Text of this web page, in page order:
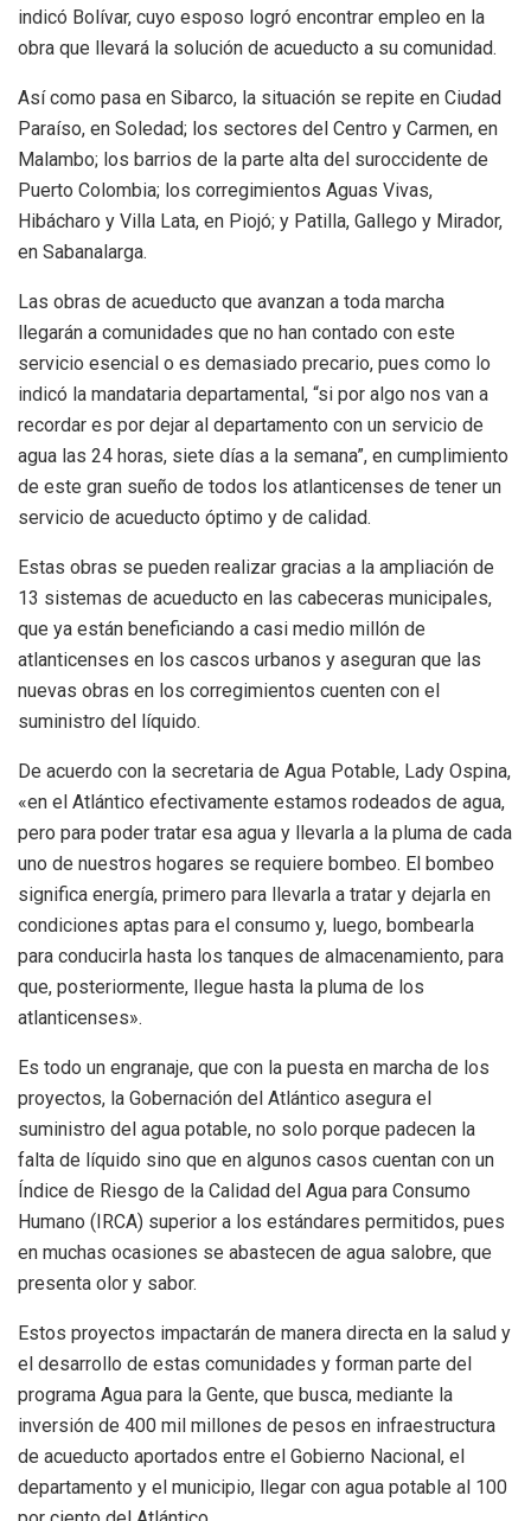
indicó Bolívar, cuyo esposo logró encontrar empleo en la
obra que llevará la solución de acueducto a su comunidad.
Así como pasa en Sibarco, la situación se repite en Ciudad
Paraíso, en Soledad; los sectores del Centro y Carmen, en
Malambo; los barrios de la parte alta del suroccidente de
Puerto Colombia; los corregimientos Aguas Vivas,
Hibácharo y Villa Lata, en Piojó; y Patilla, Gallego y Mirador,
en Sabanalarga.
Las obras de acueducto que avanzan a toda marcha
llegarán a comunidades que no han contado con este
servicio esencial o es demasiado precario, pues como lo
indicó la mandataria departamental, “si por algo nos van a
recordar es por dejar al departamento con un servicio de
agua las 24 horas, siete días a la semana”, en cumplimiento
de este gran sueño de todos los atlanticenses de tener un
servicio de acueducto óptimo y de calidad.
Estas obras se pueden realizar gracias a la ampliación de
13 sistemas de acueducto en las cabeceras municipales,
que ya están beneficiando a casi medio millón de
atlanticenses en los cascos urbanos y aseguran que las
nuevas obras en los corregimientos cuenten con el
suministro del líquido.
De acuerdo con la secretaria de Agua Potable, Lady Ospina,
«en el Atlántico efectivamente estamos rodeados de agua,
pero para poder tratar esa agua y llevarla a la pluma de cada
uno de nuestros hogares se requiere bombeo. El bombeo
significa energía, primero para llevarla a tratar y dejarla en
condiciones aptas para el consumo y, luego, bombearla
para conducirla hasta los tanques de almacenamiento, para
que, posteriormente, llegue hasta la pluma de los
atlanticenses».
Es todo un engranaje, que con la puesta en marcha de los
proyectos, la Gobernación del Atlántico asegura el
suministro del agua potable, no solo porque padecen la
falta de líquido sino que en algunos casos cuentan con un
Índice de Riesgo de la Calidad del Agua para Consumo
Humano (IRCA) superior a los estándares permitidos, pues
en muchas ocasiones se abastecen de agua salobre, que
presenta olor y sabor.
Estos proyectos impactarán de manera directa en la salud y
el desarrollo de estas comunidades y forman parte del
programa Agua para la Gente, que busca, mediante la
inversión de 400 mil millones de pesos en infraestructura
de acueducto aportados entre el Gobierno Nacional, el
departamento y el municipio, llegar con agua potable al 100